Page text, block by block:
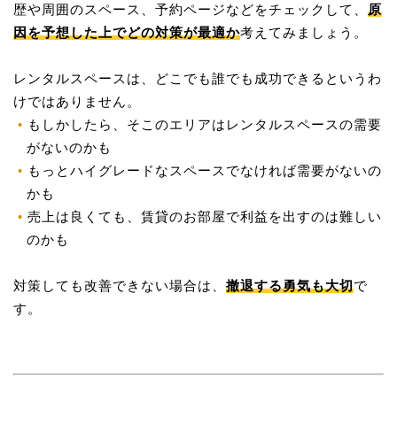
歴や周囲のスペース、予約ページなどをチェックして、 原
因を予想した上でどの対策が最適か考えてみましょう。
レンタルスペースは、どこでも誰でも成功できるというわ
けではありません。
もしかしたら、そこのエリアはレンタルスペースの需要
がないのかも
もっとハイグレードなスペースでなければ需要がないの
かも
売上は良くても、賃貸のお部屋で利益を出すのは難しい
のかも
対策しても改善できない場合は、 撤退する勇気も大切で
す。